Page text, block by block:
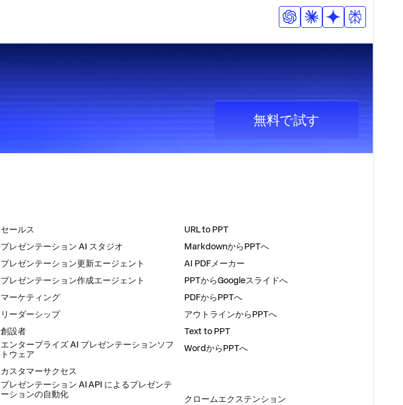
無料で試す
セールス
プレゼンテーション AI スタジオ
プレゼンテーション更新エージェント
プレゼンテーション作成エージェント
マーケティング
リーダーシップ
創設者
エンタープライズ AI プレゼンテーションソフ
トウェア
カスタマーサクセス
プレゼンテーション AI API によるプレゼンテ
ーションの自動化
URL to PPT
MarkdownからPPTへ
AI PDFメーカー
PPTからGoogleスライドへ
PDFからPPTへ
アウトラインからPPTへ
Text to PPT
WordからPPTへ
クロームエクステンション